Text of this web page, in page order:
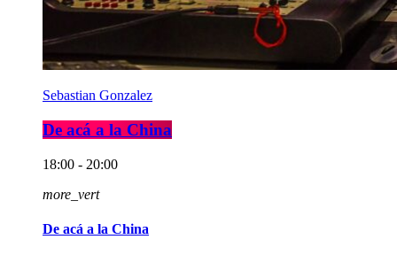
Sebastian Gonzalez
De acá a la China
18:00 - 20:00
more_vert
De acá a la China